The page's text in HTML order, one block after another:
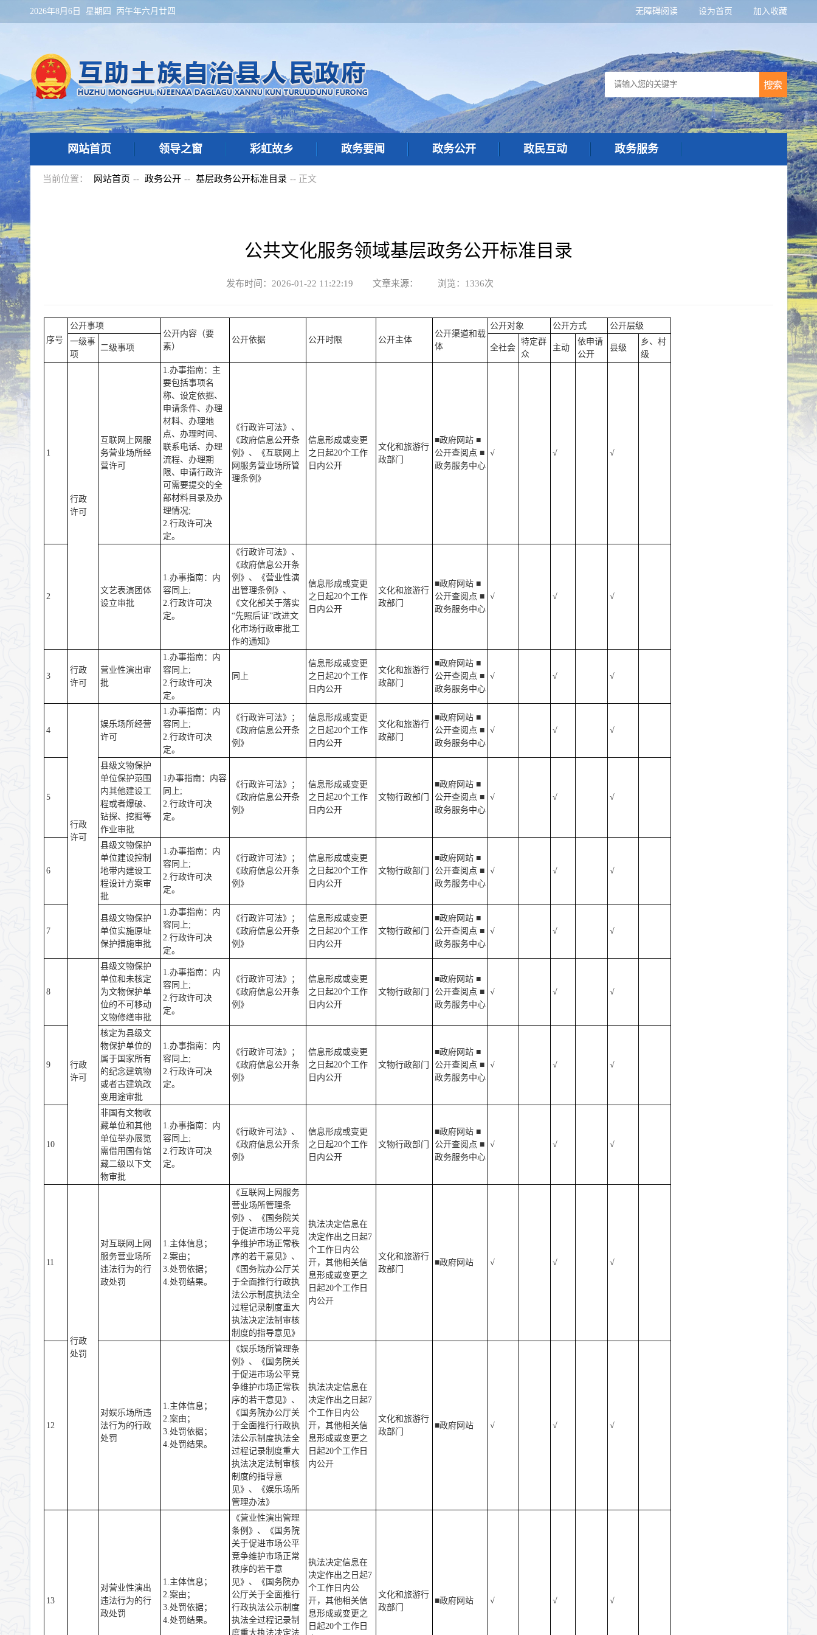
2026年8月6日 星期四 丙午年六月廿四 无障碍阅读 设为首页 加入收藏
网站首页 领导之窗 彩虹故乡 政务要闻 政务公开 政民互动 政务服务
当前位置： 网站首页 -- 政务公开 -- 基层政务公开标准目录 -- 正文
公共文化服务领域基层政务公开标准目录
发布时间：2026-01-22 11:22:19 文章来源： 浏览： 1336次
序号
公开事项
公开内容（要
素）
公开依据 公开时限 公开主体
公开渠道和载
体
公开对象 公开方式
公开层级
一级事
项
二级事项 全社会
特定群
众
主动
依申请
公开
县级
乡、村
级
1
行政
许可
互联网上网服
务营业场所经
营许可
1.办事指南：主
要包括事项名
称、设定依据、
申请条件、办理
材料、办理地
点、办理时间、
联系电话、办理
流程、办理期
限、申请行政许
可需要提交的全
部材料目录及办
理情况;
2.行政许可决
定。
《行政许可法》、
《政府信息公开条
例》、《互联网上
网服务营业场所管
理条例》
信息形成或变更
之日起20个工作
日内公开
文化和旅游行
政部门
■政府网站 ■
公开查阅点 ■
政务服务中心
√ √ √
2
文艺表演团体
设立审批
1.办事指南：内
容同上;
2.行政许可决
定。
《行政许可法》、
《政府信息公开条
例》、《营业性演
出管理条例》、
《文化部关于落实
“先照后证”改进文
化市场行政审批工
作的通知》
信息形成或变更
之日起20个工作
日内公开
文化和旅游行
政部门
■政府网站 ■
公开查阅点 ■
政务服务中心
√ √ √
3
行政
许可
营业性演出审
批
1.办事指南：内
容同上;
2.行政许可决
定。
同上
信息形成或变更
之日起20个工作
日内公开
文化和旅游行
政部门
■政府网站 ■
公开查阅点 ■
政务服务中心
√ √ √
4
行政
许可
娱乐场所经营
许可
1.办事指南：内
容同上;
2.行政许可决
定。
《行政许可法》；
《政府信息公开条
例》
信息形成或变更
之日起20个工作
日内公开
文化和旅游行
政部门
■政府网站 ■
公开查阅点 ■
政务服务中心
√ √ √
5
县级文物保护
单位保护范围
内其他建设工
程或者爆破、
钻探、挖掘等
作业审批
1办事指南：内容
同上;
2.行政许可决
定。
《行政许可法》；
《政府信息公开条
例》
信息形成或变更
之日起20个工作
日内公开
文物行政部门
■政府网站 ■
公开查阅点 ■
政务服务中心
√ √ √
6
县级文物保护
单位建设控制
地带内建设工
程设计方案审
批
1.办事指南：内
容同上;
2.行政许可决
定。
《行政许可法》；
《政府信息公开条
例》
信息形成或变更
之日起20个工作
日内公开
文物行政部门
■政府网站 ■
公开查阅点 ■
政务服务中心
√ √ √
7
县级文物保护
单位实施原址
保护措施审批
1.办事指南：内
容同上;
2.行政许可决
定。
《行政许可法》；
《政府信息公开条
例》
信息形成或变更
之日起20个工作
日内公开
文物行政部门
■政府网站 ■
公开查阅点 ■
政务服务中心
√ √ √
8
行政
许可
县级文物保护
单位和未核定
为文物保护单
位的不可移动
文物修缮审批
1.办事指南：内
容同上;
2.行政许可决
定。
《行政许可法》；
《政府信息公开条
例》
信息形成或变更
之日起20个工作
日内公开
文物行政部门
■政府网站 ■
公开查阅点 ■
政务服务中心
√ √ √
9
核定为县级文
物保护单位的
属于国家所有
的纪念建筑物
或者古建筑改
变用途审批
1.办事指南：内
容同上;
2.行政许可决
定。
《行政许可法》；
《政府信息公开条
例》
信息形成或变更
之日起20个工作
日内公开
文物行政部门
■政府网站 ■
公开查阅点 ■
政务服务中心
√ √ √
10
非国有文物收
藏单位和其他
单位举办展览
需借用国有馆
藏二级以下文
物审批
1.办事指南：内
容同上;
2.行政许可决
定。
《行政许可法》、
《政府信息公开条
例》
信息形成或变更
之日起20个工作
日内公开
文物行政部门
■政府网站 ■
公开查阅点 ■
政务服务中心
√ √ √
11
行政
处罚
对互联网上网
服务营业场所
违法行为的行
政处罚
1.主体信息；
2.案由；
3.处罚依据；
4.处罚结果。
《互联网上网服务
营业场所管理条
例》、《国务院关
于促进市场公平竞
争维护市场正常秩
序的若干意见》、
《国务院办公厅关
于全面推行行政执
法公示制度执法全
过程记录制度重大
执法决定法制审核
制度的指导意见》
执法决定信息在
决定作出之日起7
个工作日内公
开，其他相关信
息形成或变更之
日起20个工作日
内公开
文化和旅游行
政部门
■政府网站 √ √ √
12
对娱乐场所违
法行为的行政
处罚
1.主体信息；
2.案由；
3.处罚依据；
4.处罚结果。
《娱乐场所管理条
例》、《国务院关
于促进市场公平竞
争维护市场正常秩
序的若干意见》、
《国务院办公厅关
于全面推行行政执
法公示制度执法全
过程记录制度重大
执法决定法制审核
制度的指导意
见》、《娱乐场所
管理办法》
执法决定信息在
决定作出之日起7
个工作日内公
开，其他相关信
息形成或变更之
日起20个工作日
内公开
文化和旅游行
政部门
■政府网站 √ √ √
13
对营业性演出
违法行为的行
政处罚
1.主体信息；
2.案由；
3.处罚依据；
4.处罚结果。
《营业性演出管理
条例》、《国务院
关于促进市场公平
竞争维护市场正常
秩序的若干意
见》、《国务院办
公厅关于全面推行
行政执法公示制度
执法全过程记录制
度重大执法决定法
执法决定信息在
决定作出之日起7
个工作日内公
开，其他相关信
息形成或变更之
日起20个工作日
文化和旅游行
政部门
■政府网站 √ √ √